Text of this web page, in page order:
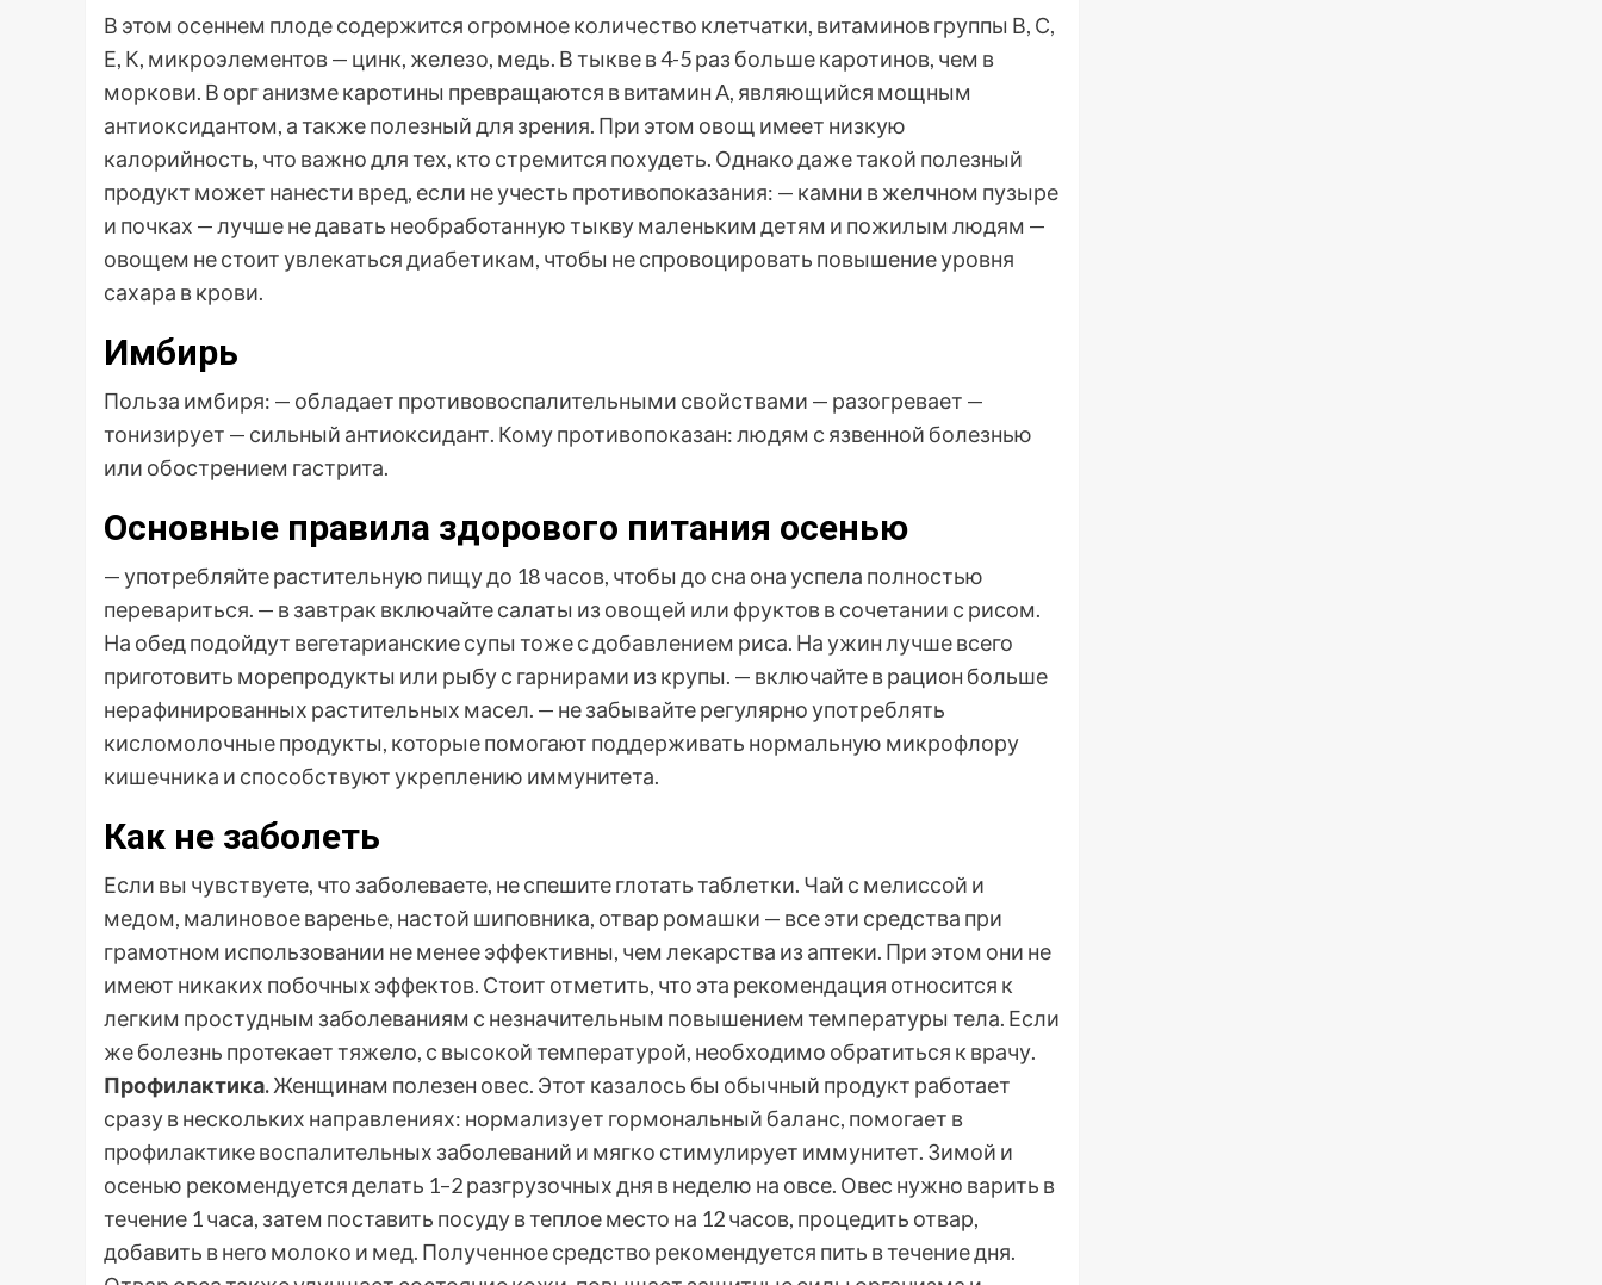
В этом осеннем плоде содержится огромное количество клетчатки, витаминов группы В, С,
Е, К, микроэлементов — цинк, железо, медь. В тыкве в 4-5 раз больше каротинов, чем в
моркови. В орг анизме каротины превращаются в витамин A, являющийся мощным
антиоксидантом, а также полезный для зрения. При этом овощ имеет низкую
калорийность, что важно для тех, кто стремится похудеть. Однако даже такой полезный
продукт может нанести вред, если не учесть противопоказания: — камни в желчном пузыре
и почках — лучше не давать необработанную тыкву маленьким детям и пожилым людям —
овощем не стоит увлекаться диабетикам, чтобы не спровоцировать повышение уровня
сахара в крови.
Имбирь
Польза имбиря: — обладает противовоспалительными свойствами — разогревает —
тонизирует — сильный антиоксидант. Кому противопоказан: людям с язвенной болезнью
или обострением гастрита.
Основные правила здорового питания осенью
— употребляйте растительную пищу до 18 часов, чтобы до сна она успела полностью
перевариться. — в завтрак включайте салаты из овощей или фруктов в сочетании с рисом.
На обед подойдут вегетарианские супы тоже с добавлением риса. На ужин лучше всего
приготовить морепродукты или рыбу с гарнирами из крупы. — включайте в рацион больше
нерафинированных растительных масел. — не забывайте регулярно употреблять
кисломолочные продукты, которые помогают поддерживать нормальную микрофлору
кишечника и способствуют укреплению иммунитета.
Как не заболеть
Если вы чувствуете, что заболеваете, не спешите глотать таблетки. Чай с мелиссой и
медом, малиновое варенье, настой шиповника, отвар ромашки — все эти средства при
грамотном использовании не менее эффективны, чем лекарства из аптеки. При этом они не
имеют никаких побочных эффектов. Стоит отметить, что эта рекомендация относится к
легким простудным заболеваниям с незначительным повышением температуры тела. Если
же болезнь протекает тяжело, с высокой температурой, необходимо обратиться к врачу.
Профилактика.Женщинам полезен овес. Этот казалось бы обычный продукт работает
сразу в нескольких направлениях: нормализует гормональный баланс, помогает в
профилактике воспалительных заболеваний и мягко стимулирует иммунитет. Зимой и
осенью рекомендуется делать 1–2 разгрузочных дня в неделю на овсе. Овес нужно варить в
течение 1 часа, затем поставить посуду в теплое место на 12 часов, процедить отвар,
добавить в него молоко и мед. Полученное средство рекомендуется пить в течение дня.